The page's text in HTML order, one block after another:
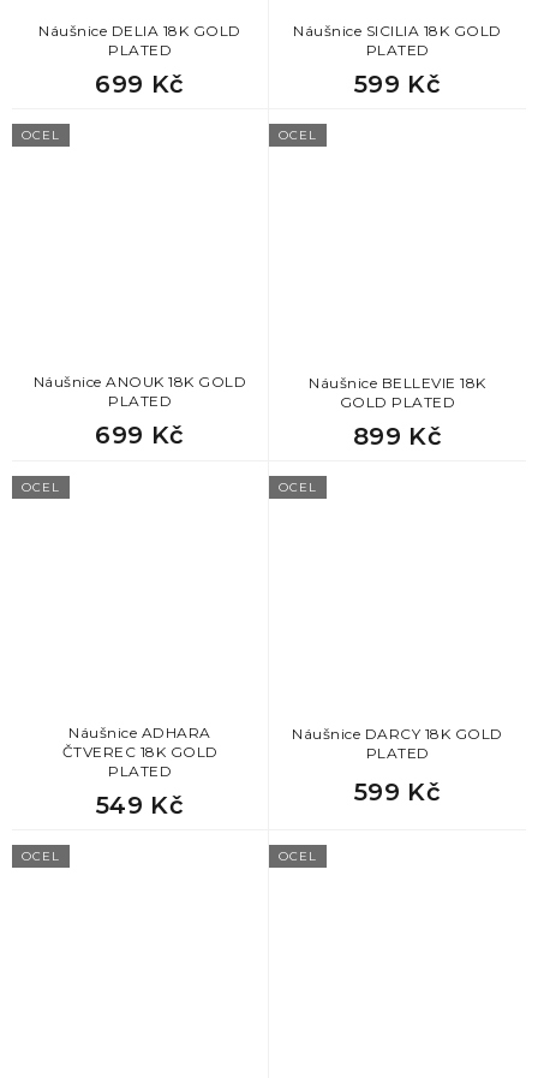
Náušnice DELIA 18K GOLD
PLATED
699 Kč
Náušnice SICILIA 18K GOLD
PLATED
599 Kč
OCEL
Náušnice ANOUK 18K GOLD
PLATED
699 Kč
OCEL
Náušnice BELLEVIE 18K
GOLD PLATED
899 Kč
OCEL
Náušnice ADHARA
ČTVEREC 18K GOLD
PLATED
549 Kč
OCEL
Náušnice DARCY 18K GOLD
PLATED
599 Kč
OCEL OCEL